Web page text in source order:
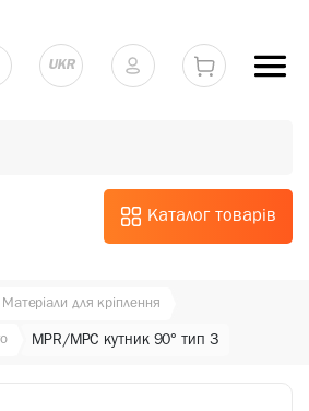
Каталог товарів
UKR
Матеріали для кріплення
MPR/MPC кутник 90° тип 3